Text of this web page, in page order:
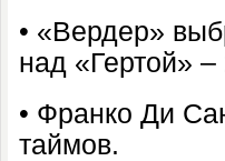
• «Вердер»
над «Гертой» –
• Франко Ди
таймов.